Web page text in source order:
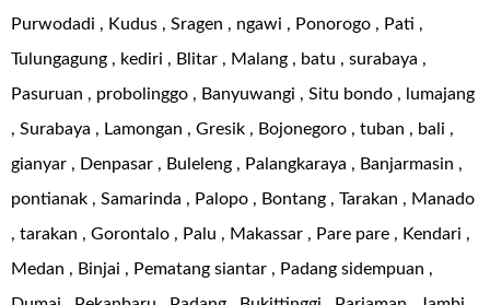
Purwodadi , Kudus , Sragen , ngawi , Ponorogo , Pati ,
Tulungagung , kediri , Blitar , Malang , batu , surabaya ,
Pasuruan , probolinggo , Banyuwangi , Situ bondo , lumajang
, Surabaya , Lamongan , Gresik , Bojonegoro , tuban , bali ,
gianyar , Denpasar , Buleleng , Palangkaraya , Banjarmasin ,
pontianak , Samarinda , Palopo , Bontang , Tarakan , Manado
, tarakan , Gorontalo , Palu , Makassar , Pare pare , Kendari ,
Medan , Binjai , Pematang siantar , Padang sidempuan ,